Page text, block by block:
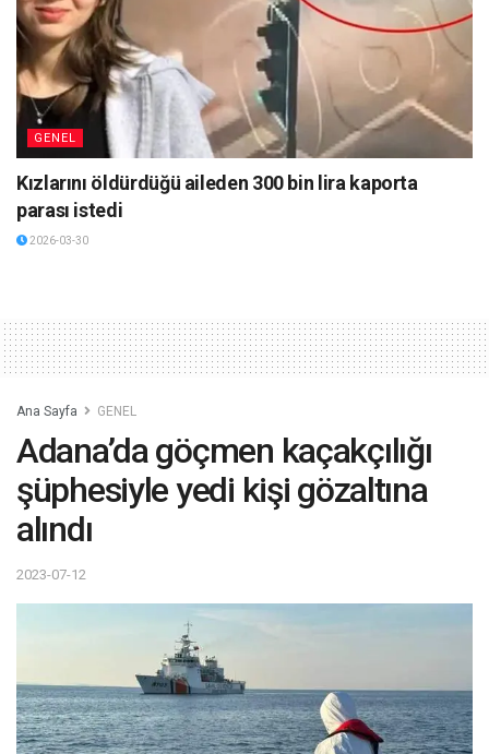
GENEL
Kızlarını öldürdüğü aileden 300 bin lira kaporta
parası istedi
2026-03-30
Ana Sayfa GENEL
Adana’da göçmen kaçakçılığı
şüphesiyle yedi kişi gözaltına
alındı
2023-07-12